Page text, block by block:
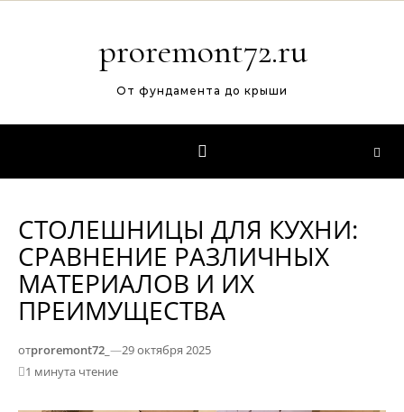
proremont72.ru
От фундамента до крыши
СТОЛЕШНИЦЫ ДЛЯ КУХНИ:
СРАВНЕНИЕ РАЗЛИЧНЫХ
МАТЕРИАЛОВ И ИХ
ПРЕИМУЩЕСТВА
отproremont72_ —29 октября 2025
1 минута чтение